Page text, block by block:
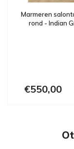
Marmeren
rond - Indian
€550,00